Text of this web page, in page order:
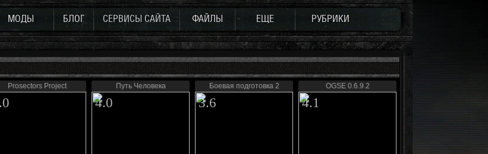
МОДЫ БЛОГ СЕРВИСЫ САЙТА ФАЙЛЫ ЕЩЕ РУБРИКИ
Prosectors Project Путь Человека
4.0
Боевая подготовка 2
3.6
OGSE 0.6.9.2
4.1